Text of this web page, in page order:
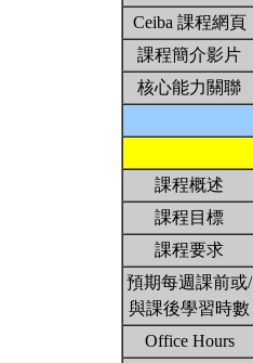
Ceiba 課程網頁
課程簡介影片
核心能力關聯
課程概述
課程目標
課程要求
預期每週課前或/
與課後學習時數
Office Hours